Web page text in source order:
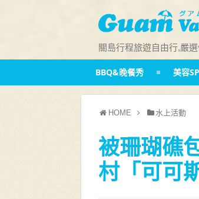
關島行程旅遊自由行,嚴
BBQ&晚餐秀 美容
HOME 水上活動
被珊瑚礁
村「可可